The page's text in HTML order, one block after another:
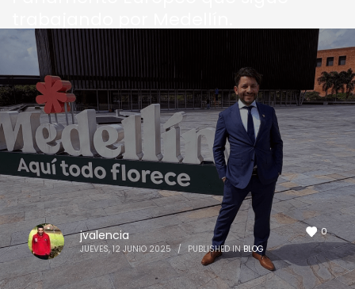
0
jvalencia
JUEVES, 12 JUNIO 2025 / PUBLISHED INBLOG